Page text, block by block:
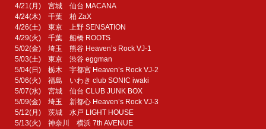
4/21(月) 宮城 仙台 MACANA
4/24(木) 千葉 柏 ZaX
4/26(土) 東京 上野 SENSATION
4/29(火) 千葉 船橋 ROOTS
5/02(金) 埼玉 熊谷 Heaven’s Rock VJ-1
5/03(土) 東京 渋谷 eggman
5/04(日) 栃木 宇都宮 Heaven’s Rock VJ-2
5/06(火) 福島 いわき club SONIC iwaki
5/07(水) 宮城 仙台 CLUB JUNK BOX
5/09(金) 埼玉 新都心 Heaven’s Rock VJ-3
5/12(月) 茨城 水戸 LIGHT HOUSE
5/13(火) 神奈川 横浜 7th AVENUE